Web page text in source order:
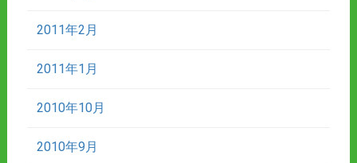
2011年2月
2011年1月
2010年10月
2010年9月